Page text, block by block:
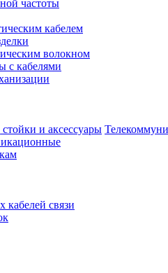
частоты
кабелем
волокном
с кабелями
кабелей связи